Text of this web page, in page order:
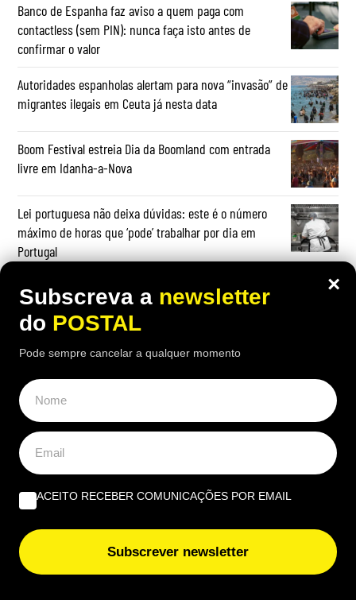
Banco de Espanha faz aviso a quem paga com
contactless (sem PIN): nunca faça isto antes de
confirmar o valor
Autoridades espanholas alertam para nova “invasão” de
migrantes ilegais em Ceuta já nesta data
Boom Festival estreia Dia da Boomland com entrada
livre em Idanha-a-Nova
Lei portuguesa não deixa dúvidas: este é o número
máximo de horas que ‘pode’ trabalhar por dia em
Portugal
OPINIÃO
Governantes no Algarve: de reino a região transnacional
| Por Virgílio Machado
O que fazer quando tudo arde? Impedir os bombeiros
voluntários de serem precários | Por Cobramor
“A lição de piano” | Por José Garrido
EUROPE DIRECT ALGARVE
×
Subscreva a newsletter
do POSTAL
Pode sempre cancelar a qualquer momento
ACEITO RECEBER COMUNICAÇÕES POR EMAIL
Subscrever newsletter